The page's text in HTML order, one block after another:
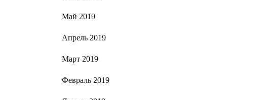
Май 2019
Апрель 2019
Март 2019
Февраль 2019